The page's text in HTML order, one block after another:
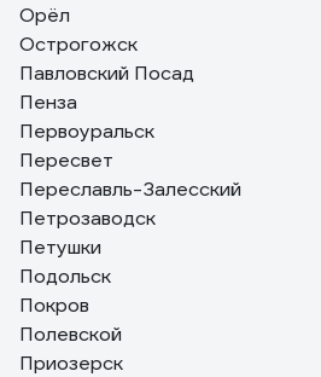
Орёл
Острогожск
Павловский Посад
Пенза
Первоуральск
Пересвет
Переславль-Залесский
Петрозаводск
Петушки
Подольск
Покров
Полевской
Приозерск